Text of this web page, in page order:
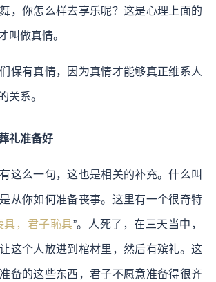
，你怎么样去享乐呢？这是心理上面的
叫做真情。
保有真情，因为真情才能够真正维系人
关系。
礼准备好
这么一句，这也是相关的补充。什么叫
从你如何准备丧事。这里有一个很奇特
具，君子恥具”。人死了，在三天当中，
这个人放进到棺材里，然后有殡礼。这
备的这些东西，君子不愿意准备得很齐